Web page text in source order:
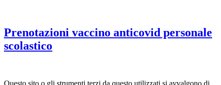
Prenotazioni vaccino anticovid personale
scolastico
Questo sito o gli strumenti terzi da questo utilizzati si avvalgono di